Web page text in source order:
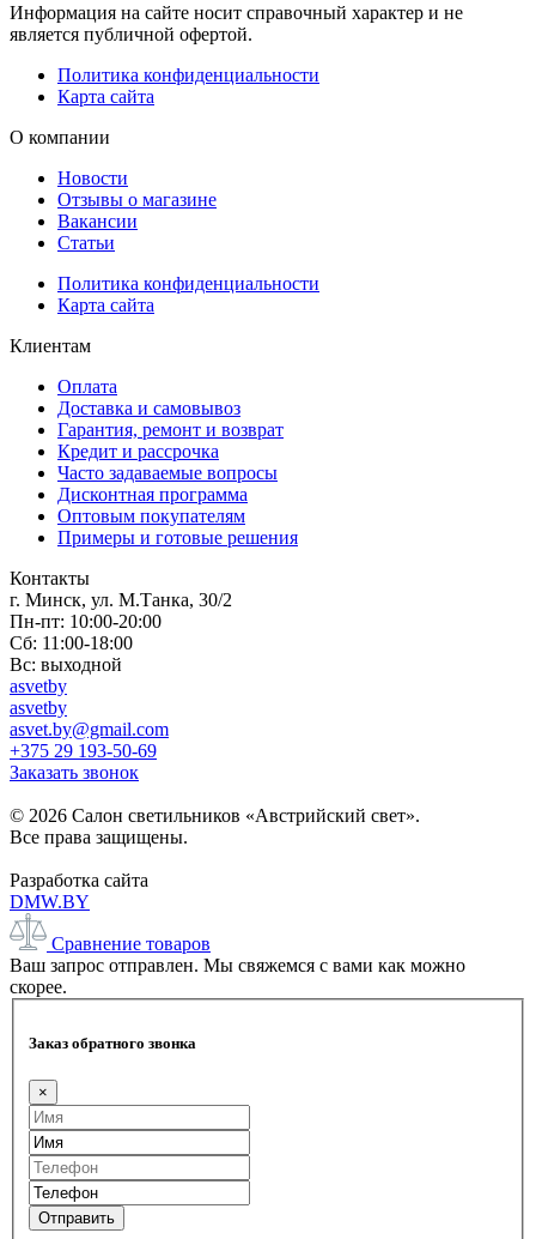
Информация на сайте носит справочный характер и не
является публичной офертой.
Политика конфиденциальности
Карта сайта
О компании
Новости
Отзывы о магазине
Вакансии
Статьи
Политика конфиденциальности
Карта сайта
Клиентам
Оплата
Доставка и самовывоз
Гарантия, ремонт и возврат
Кредит и рассрочка
Часто задаваемые вопросы
Дисконтная программа
Оптовым покупателям
Примеры и готовые решения
Контакты
г. Минск, ул. М.Танка, 30/2
Пн-пт: 10:00-20:00
Сб: 11:00-18:00
Вс: выходной
asvetby
asvetby
asvet.by@gmail.com
+375 29 193-50-69
Заказать звонок
© 2026 Салон светильников «Австрийский свет».
Все права защищены.
Разработка сайта
DMW.BY
Сравнение товаров
Ваш запрос отправлен. Мы свяжемся с вами как можно
скорее.
Заказ обратного звонка
×
Отправить